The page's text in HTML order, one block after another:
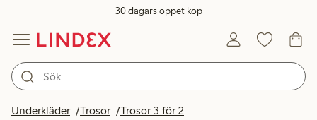
30 dagars öppet köp
Underkläder Trosor Trosor 3 för 2